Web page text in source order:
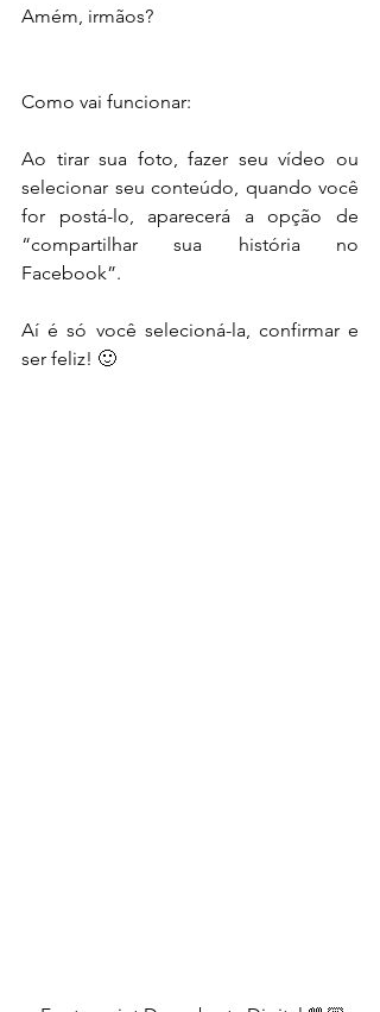
Amém, irmãos?
Como vai funcionar:
Ao tirar sua foto, fazer seu vídeo ou
selecionar seu conteúdo, quando você
for postá-lo, aparecerá a opção de
“compartilhar sua história no
Facebook”.
Aí é só você selecioná-la, confirmar e
ser feliz! 🙂